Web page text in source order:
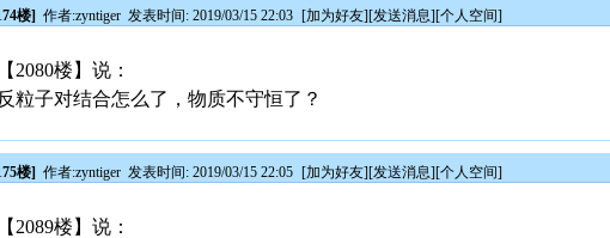
楼] 作者:zyntiger 发表时间: 2019/03/15 22:03 [加为好友][发送消息][个人空间]
2080楼】说：
粒子对结合怎么了，物质不守恒了？
楼] 作者:zyntiger 发表时间: 2019/03/15 22:05 [加为好友][发送消息][个人空间]
2089楼】说：